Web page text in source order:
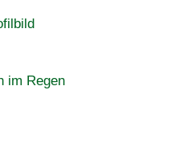
im Regen